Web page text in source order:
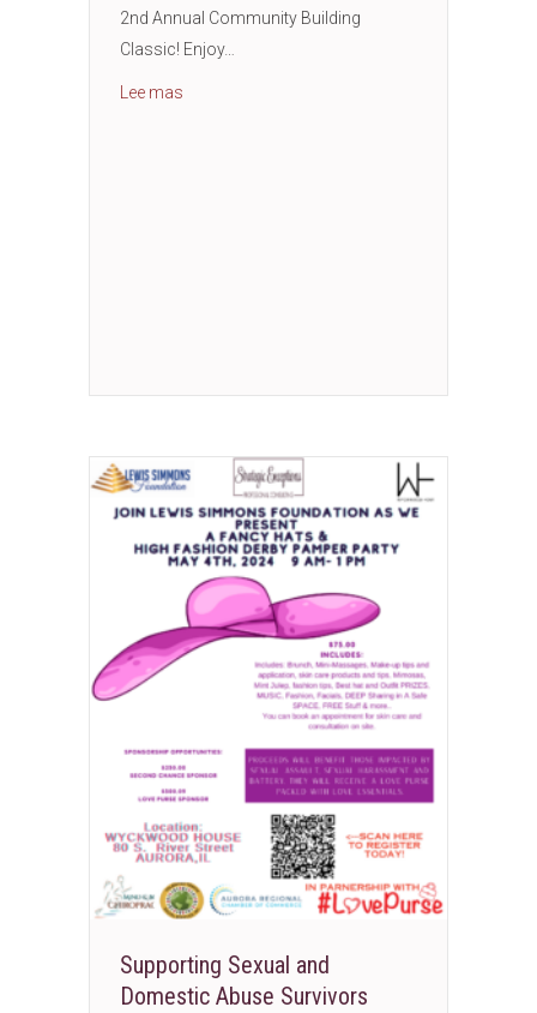
2nd Annual Community Building
Classic! Enjoy…
Lee mas
Supporting Sexual and
Domestic Abuse Survivors